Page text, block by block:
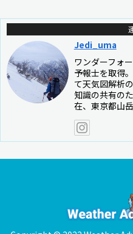
Jedi_uma
ワンダーフォ
予報士を取得
て天気図解析
知識の共有の
在、東京都山